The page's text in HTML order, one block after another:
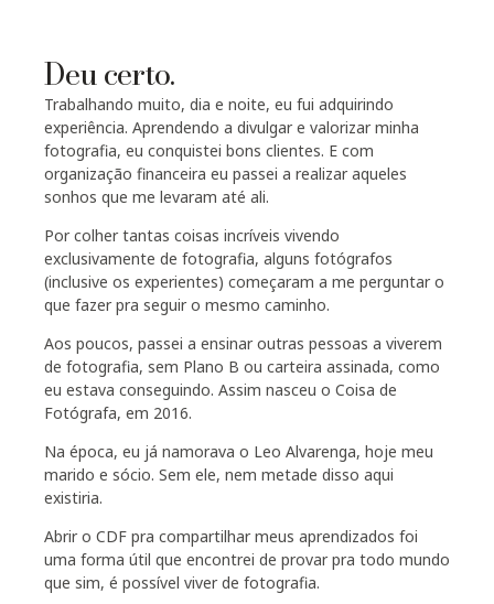
Deu certo.
Trabalhando muito, dia e noite, eu fui adquirindo
experiência. Aprendendo a divulgar e valorizar minha
fotografia, eu conquistei bons clientes. E com
organização financeira eu passei a realizar aqueles
sonhos que me levaram até ali.
Por colher tantas coisas incríveis vivendo
exclusivamente de fotografia, alguns fotógrafos
(inclusive os experientes) começaram a me perguntar o
que fazer pra seguir o mesmo caminho.
Aos poucos, passei a ensinar outras pessoas a viverem
de fotografia, sem Plano B ou carteira assinada, como
eu estava conseguindo. Assim nasceu o Coisa de
Fotógrafa, em 2016.
Na época, eu já namorava o Leo Alvarenga, hoje meu
marido e sócio. Sem ele, nem metade disso aqui
existiria.
Abrir o CDF pra compartilhar meus aprendizados foi
uma forma útil que encontrei de provar pra todo mundo
que sim, é possível viver de fotografia.